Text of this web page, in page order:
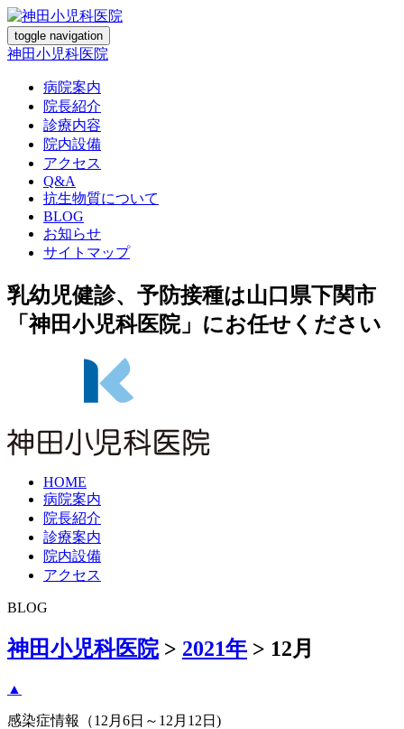
toggle navigation
神田小児科医院
病院案内
院長紹介
診療内容
院内設備
アクセス
Q&A
抗生物質について
BLOG
お知らせ
サイトマップ
乳幼児健診、予防接種は山口県下関市
「神田小児科医院」にお任せください
HOME
病院案内
院長紹介
診療案内
院内設備
アクセス
BLOG
神田小児科医院> 2021年 > 12月
▲
感染症情報（12月6日～12月12日)